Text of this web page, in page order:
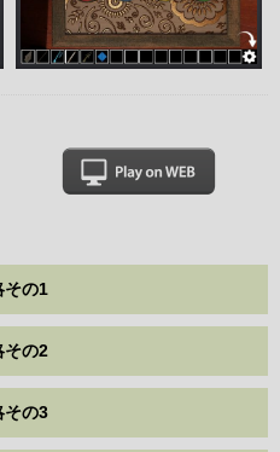
その1
その2
その3